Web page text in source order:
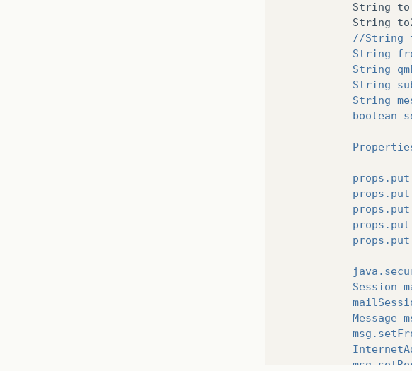
String
to
String
//String
String
String
String
String
boolean
Session
Message